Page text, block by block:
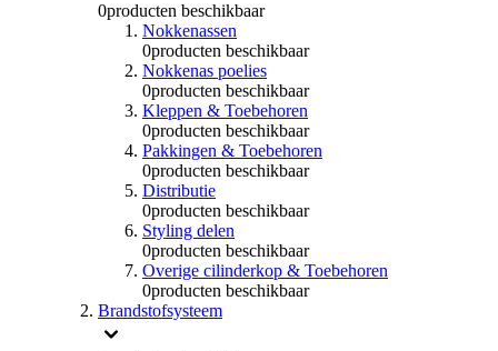
0producten beschikbaar
Nokkenassen
0producten beschikbaar
Nokkenas poelies
0producten beschikbaar
Kleppen & Toebehoren
0producten beschikbaar
Pakkingen & Toebehoren
0producten beschikbaar
Distributie
0producten beschikbaar
Styling delen
0producten beschikbaar
Overige cilinderkop & Toebehoren
0producten beschikbaar
Brandstofsysteem